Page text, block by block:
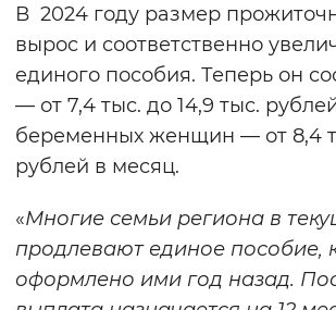
В 2024 году размер
вырос и соответственно
единого пособия. Теперь он
— от 7,4 тыс. до 14,9 тыс.
беременных женщин — от 8,4
рублей в месяц.
«Многие семьи региона в
продлевают единое пособие,
оформлено ими год назад.